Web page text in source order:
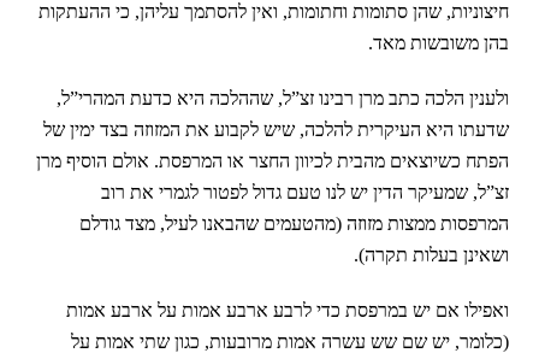
חיצוניות, שהן סתומות וחתומות, ואין להסתמך עליהן, כי ההעתקות
בהן משובשות מאד.
ולענין הלכה כתב מרן רבינו זצ”ל, שההלכה היא כדעת המהרי”ל,
שדעתו היא העיקרית להלכה, שיש לקבוע את המזוזה בצד ימין של
הפתח כשיוצאים מהבית לכיוון החצר או המרפסת. אולם הוסיף מרן
זצ”ל, שמעיקר הדין יש לנו טעם גדול לפטור לגמרי את רוב
המרפסות ממצות מזוזה (מהטעמים שהבאנו לעיל, מצד גודלם
ושאינן בעלות תקרה).
ואפילו אם יש במרפסת כדי לרבע ארבע אמות על ארבע אמות
(כלומר, יש שם שש עשרה אמות מרובעות, כגון שתי אמות על